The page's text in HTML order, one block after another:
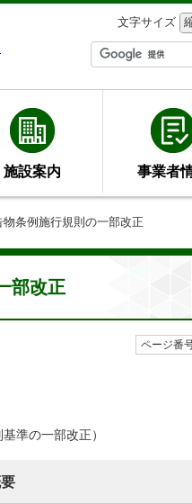
文字サイズ
施設案内 事業者
条例施行規則の一部改正
部改正
ページ番
準の一部改正）